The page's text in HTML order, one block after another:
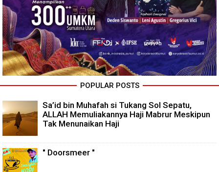
POPULAR POSTS
Sa’id bin Muhafah si Tukang Sol Sepatu,
ALLAH Memuliakannya Haji Mabrur Meskipun
Tak Menunaikan Haji
" Doorsmeer "